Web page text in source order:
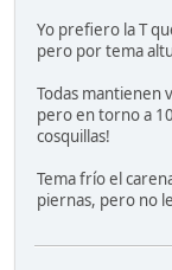
Yo prefiero la T
pero por tema
Todas mantienen
pero en torno a
cosquillas!
Tema frío el
piernas, pero no